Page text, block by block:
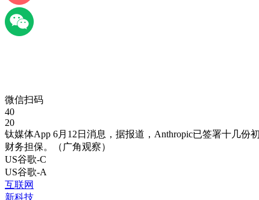
微信扫码
40
20
钛媒体App 6月12日消息，据报道，Anthropic已签署十几
财务担保。（广角观察）
US谷歌-C
US谷歌-A
互联网
新科技